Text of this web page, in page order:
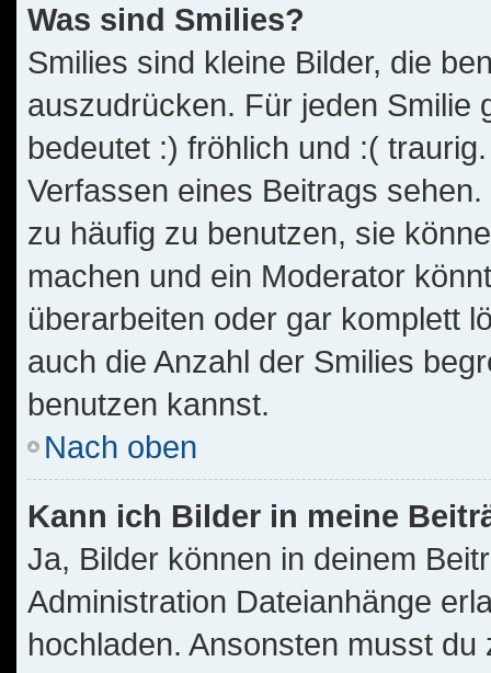
Was sind Smilies?
Smilies sind kleine Bilder, die
auszudrücken. Für jeden Smilie
bedeutet :) fröhlich und :(
Verfassen eines Beitrags
zu häufig zu benutzen, sie
machen und ein Moderator
überarbeiten oder gar komplett
auch die Anzahl der Smilies
benutzen kannst.
Nach oben
Kann ich Bilder in meine
Ja, Bilder können in deinem
Administration Dateianhänge
hochladen. Ansonsten musst